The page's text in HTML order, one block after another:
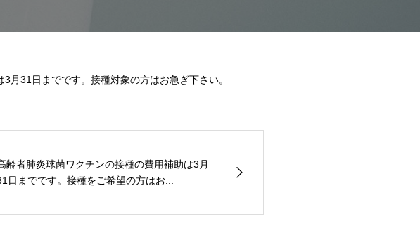
月31日までです。接種対象の方はお急ぎ下さい。
齢者肺炎球菌ワクチンの接種の費用補助は3月
日までです。接種をご希望の方はお...